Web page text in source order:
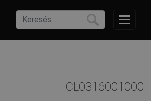
CL0316001000